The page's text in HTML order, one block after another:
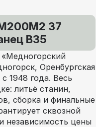
37
В35
«Медногорский
Оренбургская
1948 года. Весь
литьё станин,
сборка и финальные
сквозной
независимость цены